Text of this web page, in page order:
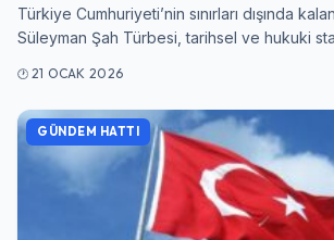
Türkiye Cumhuriyeti’nin sınırları dışında
Süleyman Şah Türbesi, tarihsel ve hukuki
21 OCAK 2026
GÜNDEM HATTI